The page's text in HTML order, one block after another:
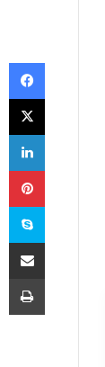
Facebook
X
LinkedIn
Pinterest
Skype
E-Posta ile paylaş